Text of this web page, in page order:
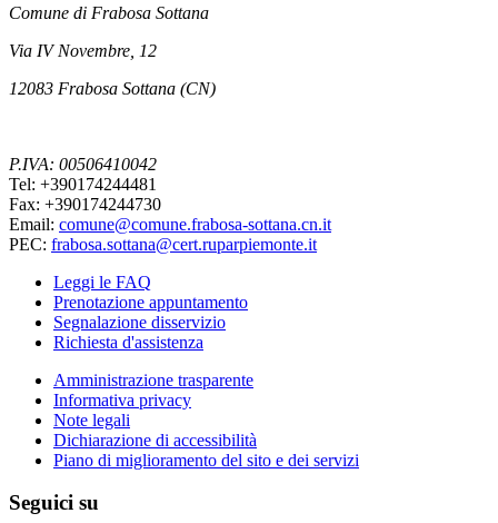
Comune di Frabosa Sottana
Via IV Novembre, 12
12083 Frabosa Sottana (CN)
P.IVA: 00506410042
Tel: +390174244481
Fax: +390174244730
Email: comune@comune.frabosa-sottana.cn.it
PEC: frabosa.sottana@cert.ruparpiemonte.it
Leggi le FAQ
Prenotazione appuntamento
Segnalazione disservizio
Richiesta d'assistenza
Amministrazione trasparente
Informativa privacy
Note legali
Dichiarazione di accessibilità
Piano di miglioramento del sito e dei servizi
Seguici su